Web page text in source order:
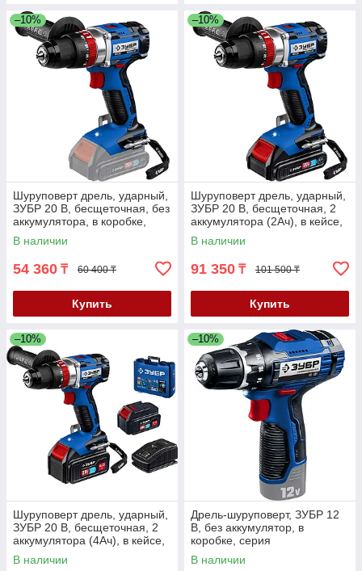
–10%
Шуруповерт дрель, ударный,
ЗУБР 20 В, бесщеточная, без
аккумулятора, в коробке,
серия "Профессионал" (DBS-
201)
В наличии
54 360 ₸ 60 400 ₸
Купить
–10%
Шуруповерт дрель, ударный,
ЗУБР 20 В, бесщеточная, 2
аккумулятора (2Ач), в кейсе,
серия "Профессионал"
В наличии
91 350 ₸ 101 500 ₸
Купить
–10%
Шуруповерт дрель, ударный,
ЗУБР 20 В, бесщеточная, 2
аккумулятора (4Ач), в кейсе,
серия "Профессионал"
В наличии
–10%
Дрель-шуруповерт, ЗУБР 12
В, без аккумулятор, в
коробке, серия
"Профессионал" (DL-121)
В наличии